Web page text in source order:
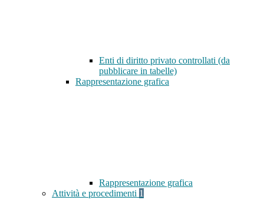
Enti di diritto privato controllati (da
pubblicare in tabelle)
Rappresentazione grafica
Rappresentazione grafica
Attività e procedimenti 1